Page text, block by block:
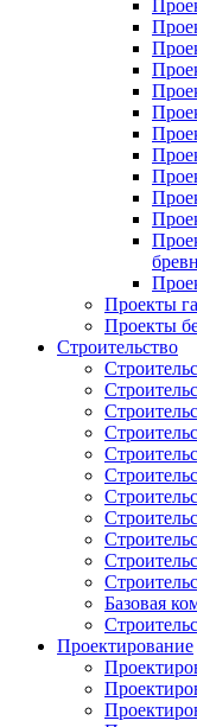
Проекты
Проекты
Строительство
Базовая
Проектирование